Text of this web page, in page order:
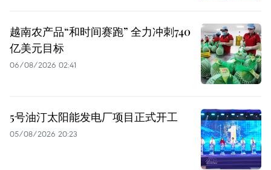
越南农产品“和时间赛跑” 全力冲刺740
亿美元目标
06/08/2026 02:41
5号油汀太阳能发电厂项目正式开工
05/08/2026 20:23